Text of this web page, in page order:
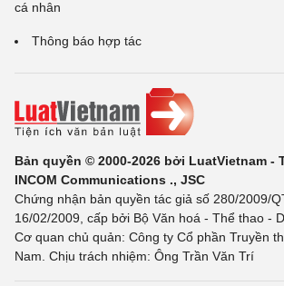
cá nhân
Thông báo hợp tác
Bản quyền © 2000-2026 bởi LuatVietnam -
INCOM Communications ., JSC
Chứng nhận bản quyền tác giả số 280/2009/
16/02/2009, cấp bởi Bộ Văn hoá - Thể thao -
Cơ quan chủ quản: Công ty Cổ phần Truyền
Nam. Chịu trách nhiệm: Ông Trần Văn Trí